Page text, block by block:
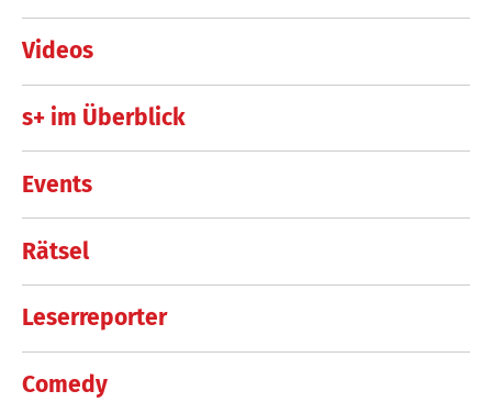
Videos
s+ im Überblick
Events
Rätsel
Leserreporter
Comedy